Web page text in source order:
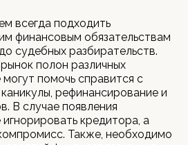
всегда подходить
финансовым обязательствам
судебных разбирательств.
полон различных
помочь справится с
рефинансирование и
В случае появления
кредитора, а
Также, необходимо